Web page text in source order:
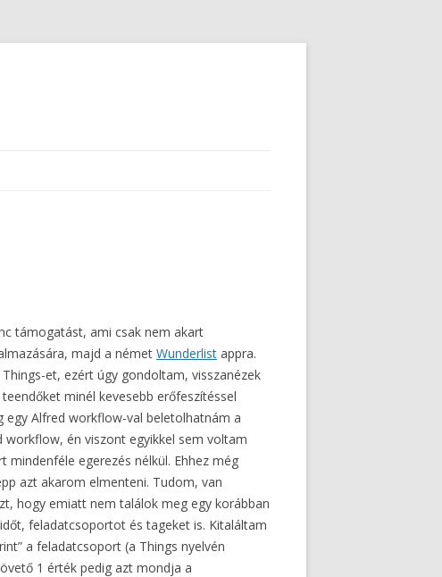
támogatást, ami csak nem akart
majd a német Wunderlist appra.
et, ezért úgy gondoltam, visszanézek
minél kevesebb erőfeszítéssel
egy Alfred workflow-val beletolhatnám a
én viszont egyikkel sem voltam
egerezés nélkül. Ehhez még
azt akarom elmenteni. Tudom, van
hogy emiatt nem találok meg egy korábban
feladatcsoportot és tageket is. Kitaláltam
a feladatcsoport (a Things nyelvén
1 érték pedig azt mondja a